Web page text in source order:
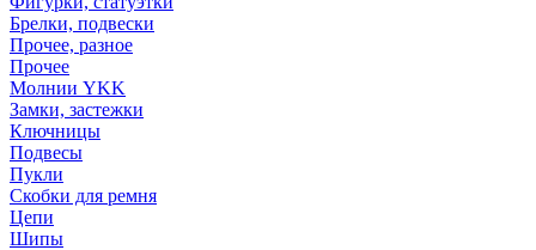
Брелки, подвески
Прочее, разное
Прочее
Молнии YKK
Замки, застежки
Ключницы
Подвесы
Пукли
Скобки для ремня
Цепи
Шипы